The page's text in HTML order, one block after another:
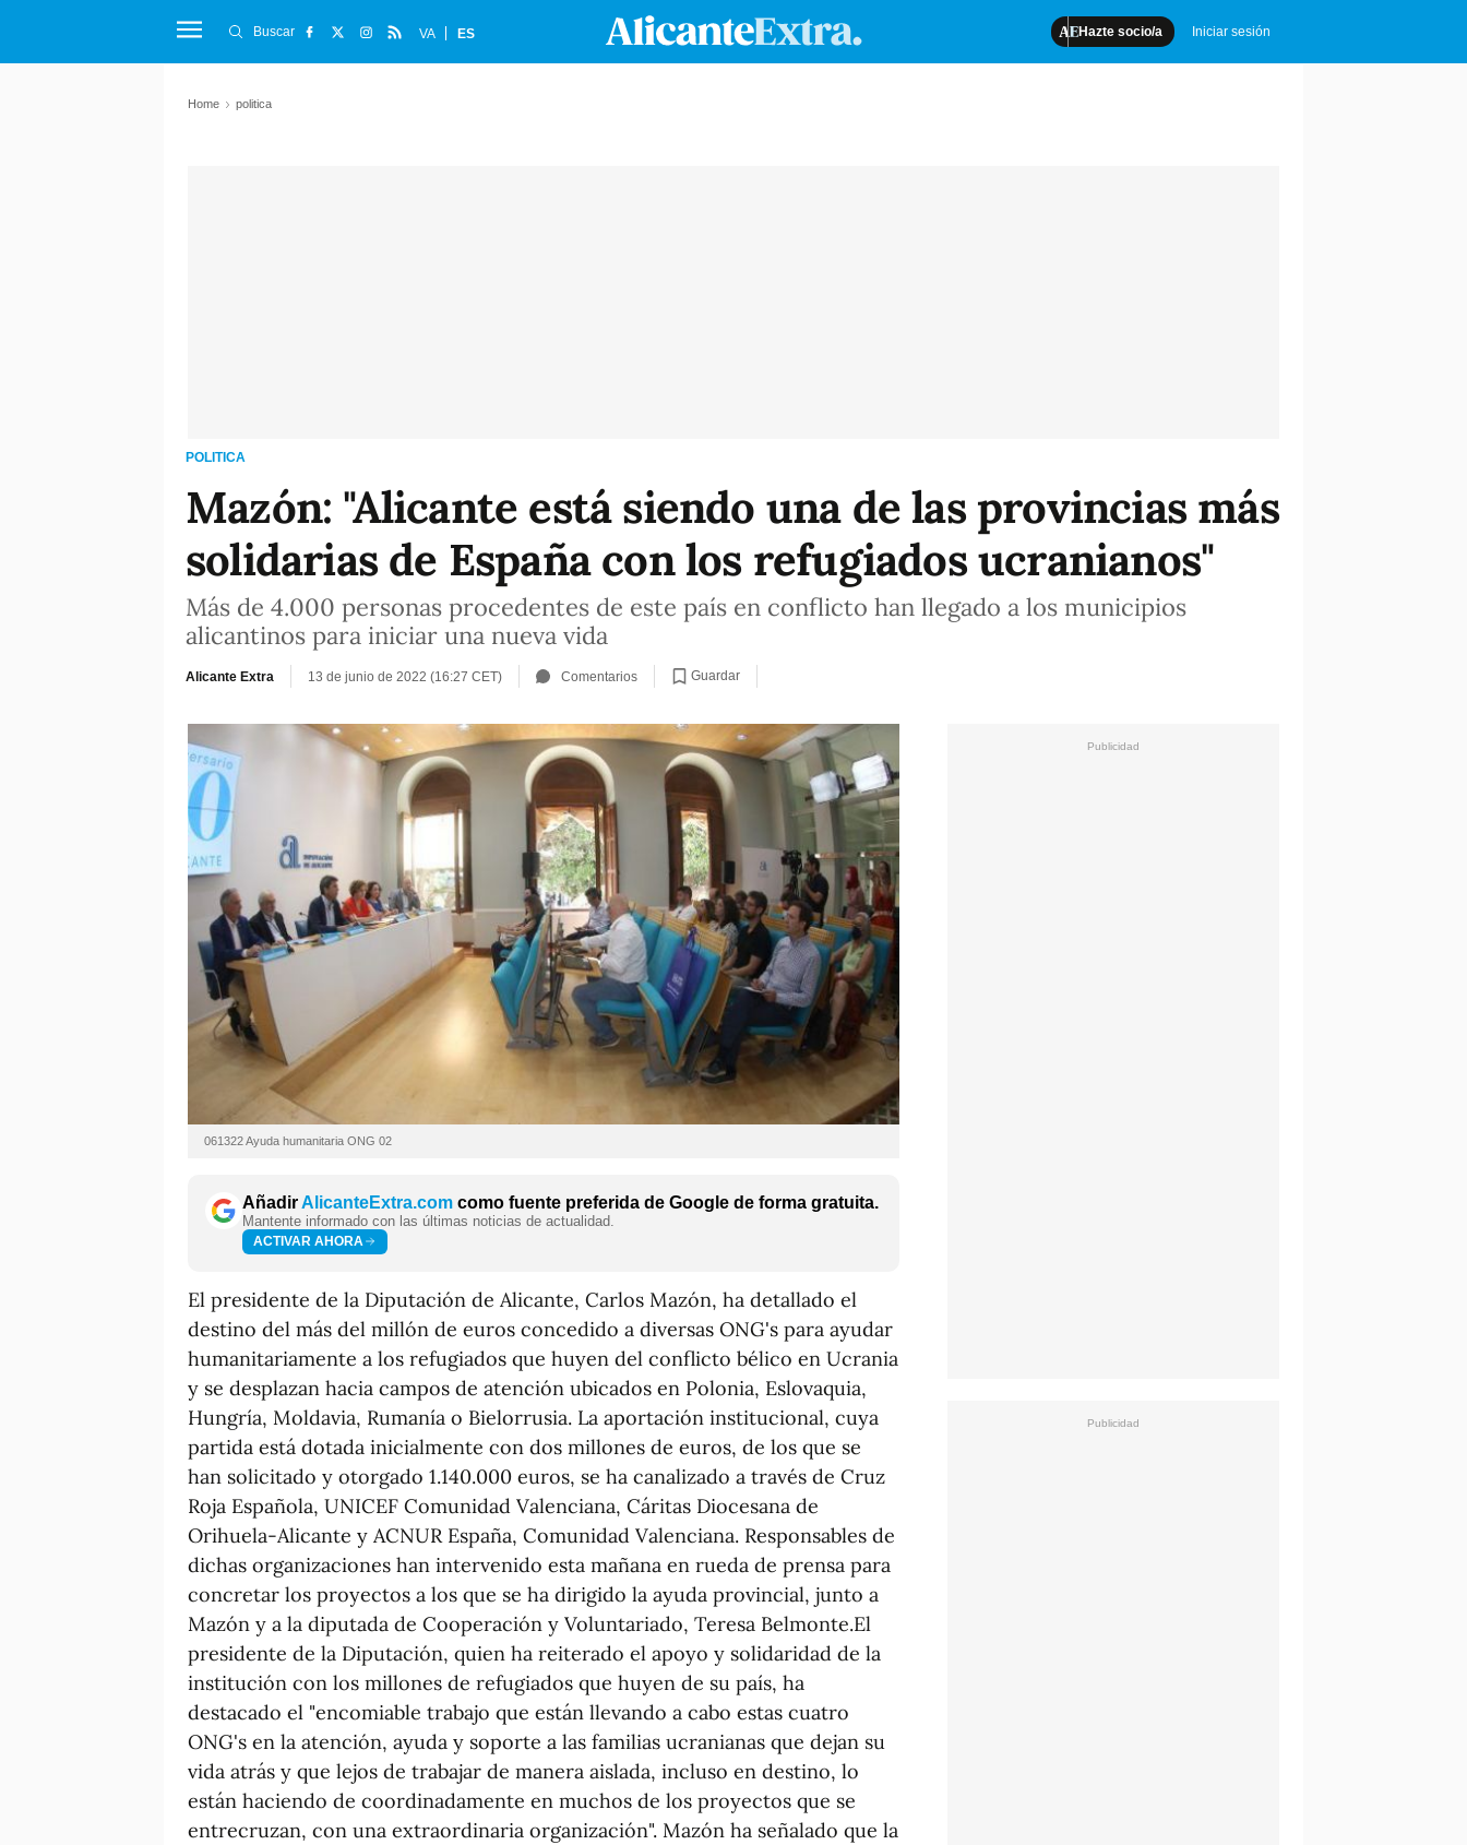
Hazte socio/a Iniciar sesión
Buscar VA ES
Home politica
POLITICA
Mazón: "Alicante está siendo una de las provincias más
solidarias de España con los refugiados ucranianos"
Más de 4.000 personas procedentes de este país en conflicto han llegado a los municipios
alicantinos para iniciar una nueva vida
Alicante Extra 13 de junio de 2022 (16:27 CET) Comentarios Guardar
061322 Ayuda humanitaria ONG 02
AñadirAlicanteExtra.com como fuente preferida de Google de forma gratuita.
Mantente informado con las últimas noticias de actualidad.
ACTIVAR AHORA
El presidente de la Diputación de Alicante, Carlos Mazón, ha detallado el
destino del más del millón de euros concedido a diversas ONG's para ayudar
humanitariamente a los refugiados que huyen del conflicto bélico en Ucrania
y se desplazan hacia campos de atención ubicados en Polonia, Eslovaquia,
Hungría, Moldavia, Rumanía o Bielorrusia. La aportación institucional, cuya
partida está dotada inicialmente con dos millones de euros, de los que se
han solicitado y otorgado 1.140.000 euros, se ha canalizado a través de Cruz
Roja Española, UNICEF Comunidad Valenciana, Cáritas Diocesana de
Orihuela-Alicante y ACNUR España, Comunidad Valenciana. Responsables de
dichas organizaciones han intervenido esta mañana en rueda de prensa para
concretar los proyectos a los que se ha dirigido la ayuda provincial, junto a
Mazón y a la diputada de Cooperación y Voluntariado, Teresa Belmonte.El
presidente de la Diputación, quien ha reiterado el apoyo y solidaridad de la
institución con los millones de refugiados que huyen de su país, ha
destacado el "encomiable trabajo que están llevando a cabo estas cuatro
ONG's en la atención, ayuda y soporte a las familias ucranianas que dejan su
vida atrás y que lejos de trabajar de manera aislada, incluso en destino, lo
están haciendo de coordinadamente en muchos de los proyectos que se
entrecruzan, con una extraordinaria organización". Mazón ha señalado que la